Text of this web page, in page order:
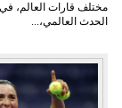
مختلف قارات العالم،
الحدث العالمي،...